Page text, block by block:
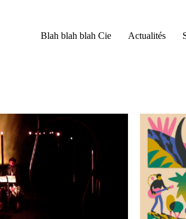
Blah blah blah Cie Actualités